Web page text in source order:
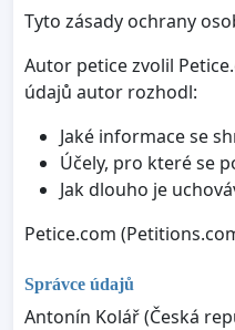
Tyto zásady ochrany
Autor petice zvolil
údajů autor rozhodl:
Jaké informace se
Účely, pro které se
Jak dlouho je
Petice.com
Správce údajů
Antonín Kolář (Česká